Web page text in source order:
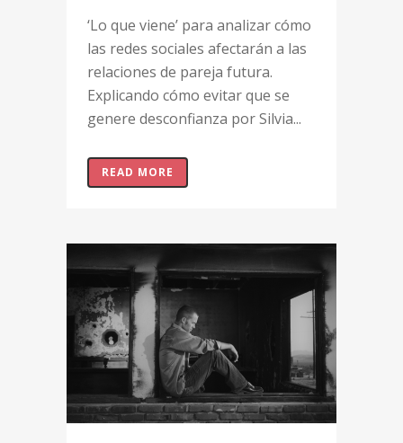
‘Lo que viene’ para analizar cómo
las redes sociales afectarán a las
relaciones de pareja futura.
Explicando cómo evitar que se
genere desconfianza por Silvia...
READ MORE